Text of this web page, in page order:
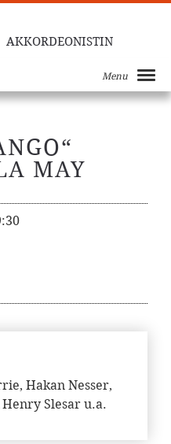
AKKORDEONISTIN
Menu
MAY
Hakan Nesser,
Slesar u.a.